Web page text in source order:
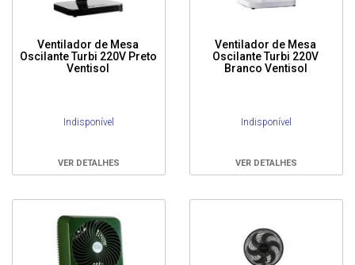
Ventilador de Mesa
Oscilante Turbi 220V Preto
Ventisol
Indisponível
VER DETALHES
Ventilador de Mesa
Oscilante Turbi 220V
Branco Ventisol
Indisponível
VER DETALHES